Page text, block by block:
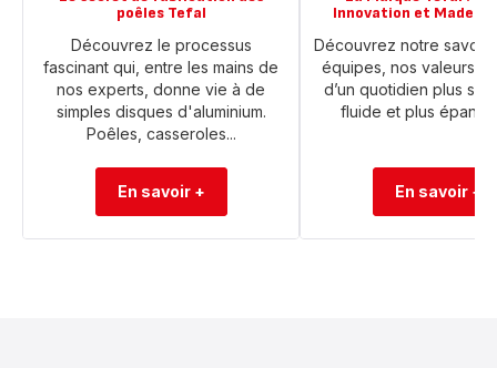
poêles Tefal
Découvrez le processus
fascinant qui, entre les mains de
nos experts, donne vie à de
simples disques d'aluminium.
Poêles, casseroles...
En savoir +
Innovation et Made in
Découvrez notre
équipes, nos valeurs
d’un quotidien plus
fluide et plus
En savoir +